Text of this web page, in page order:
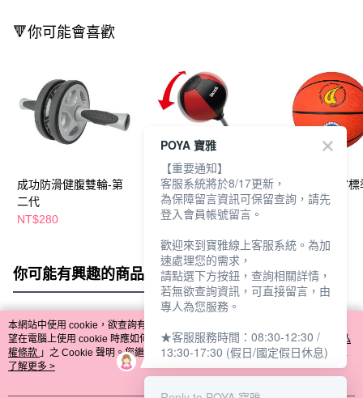
🔻你可能會喜歡
成功防滑健腹雙輪-第
二代
NT$280
成功舒壓打擊器(吸盤
式)
NT$392
成功TROPS#7標
般籃球/1
你可能有興趣的商品 全站排行
熱門標籤
本網站中使用 cookie，欲查詢有關本網站使用 cookie 方式之詳情，及若您不希
望在電腦上使用 cookie 時應如何變更電腦的 cookie 設定，請參閱本網站「
隱私
權條款 」之 Cookie 聲明。您繼續使用本網站即表示您同意本公司得按本網站使
用條款之 Cookie 聲明使用 cookie。
了解更多 >
POYA 寶雅
【重要通知】
客服系統將於8/17更新，
為保障留言資訊可保留查詢，請先
登入會員帳號留言。
歡迎來到寶雅線上客服系統。為加
速處理您的需求，
請點選下方按鈕，查詢相關詳情，
若無欲查詢資訊，可直接留言，由
專人為您服務。
★客服服務時間：08:30-12:30 /
13:30-17:30 (假日/國定假日休息)